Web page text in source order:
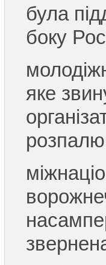
була
боку
яке